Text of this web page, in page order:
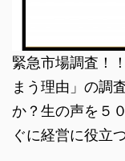
緊急市場調査！
まう理由」の調
か？生の声を５
ぐに経営に役立